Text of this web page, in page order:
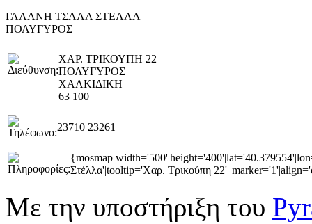
ΓΑΛΑΝΗ ΤΣΑΛΑ ΣΤΕΛΛΑ
ΠΟΛΥΓΥΡΟΣ
ΧΑΡ. ΤΡΙΚΟΥΠΗ 22
ΠΟΛΥΓΥΡΟΣ
ΧΑΛΚΙΔΙΚΗ
63 100
23710 23261
{mosmap
Στέλλα'|tooltip='Χαρ. Τρικούπη 22'|
Με την υποστήριξη του